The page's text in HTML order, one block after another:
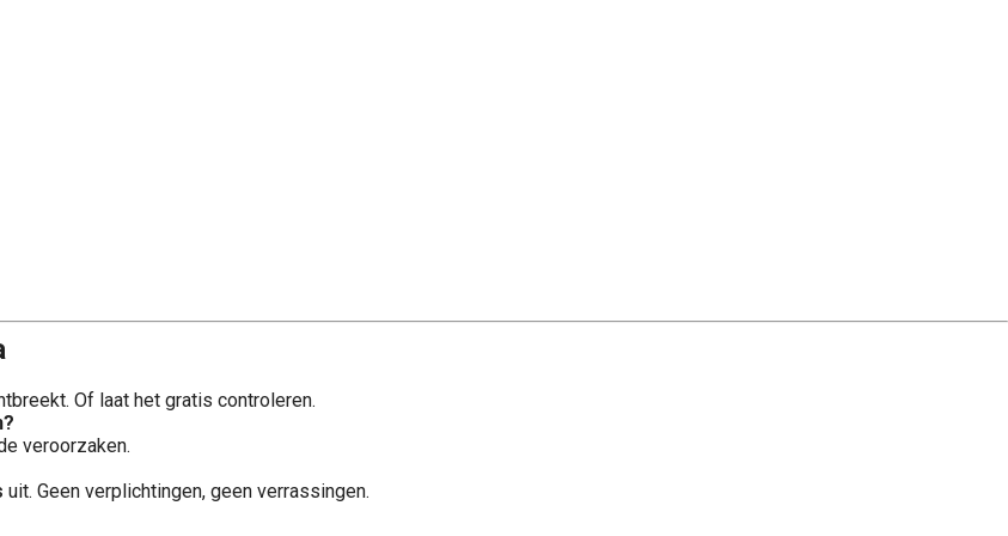
Of laat het gratis controleren.
veroorzaken.
uit. Geen verplichtingen, geen verrassingen.